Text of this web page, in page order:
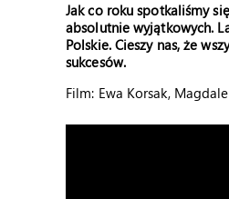
Jak co roku spotkaliśmy
absolutnie wyjątkowych.
Polskie. Cieszy nas, że
sukcesów.
Film: Ewa Korsak,